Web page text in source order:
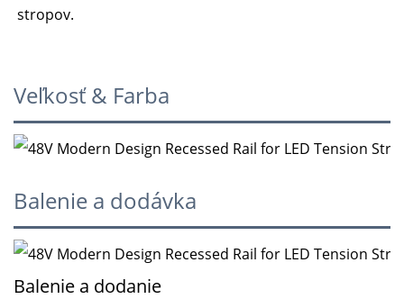
stropov.
Veľkosť & Farba
Balenie a dodávka
Balenie a dodanie